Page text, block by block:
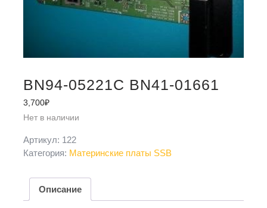
BN94-05221C BN41-01661
3,700₽
Нет в наличии
Артикул: 122
Категория: Материнские платы SSB
Описание